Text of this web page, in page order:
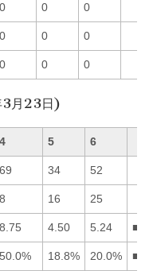
0 0 0
0 0 0
0 0 0
3月23日)
4 5 6
69 34 52
8 16 25
8.75 4.50 5.24
50.0% 18.8% 20.0%